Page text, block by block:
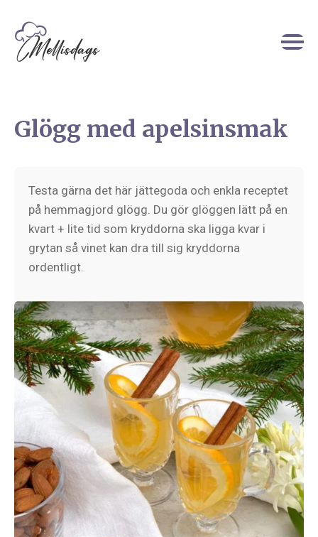
Glögg med apelsinsmak
Testa gärna det här jättegoda och enkla receptet
på hemmagjord glögg. Du gör glöggen lätt på en
kvart + lite tid som kryddorna ska ligga kvar i
grytan så vinet kan dra till sig kryddorna
ordentligt.